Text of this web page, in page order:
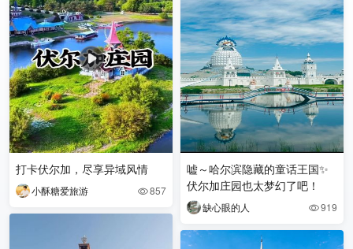
打卡伏尔加，尽享异域风情
小酥糖爱旅游 857
嘘～哈尔滨隐藏的童话王国✨
伏尔加庄园也太梦幻了吧！
缺心眼的人 919